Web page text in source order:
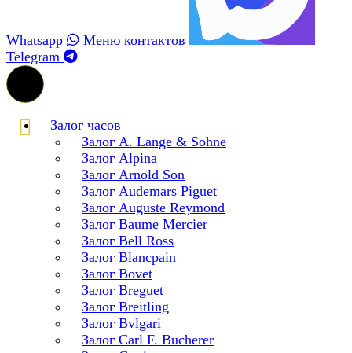
Whatsapp
Меню контактов
Telegram
Залог часов
Залог A. Lange & Sohne
Залог Alpina
Залог Arnold Son
Залог Audemars Piguet
Залог Auguste Reymond
Залог Baume Mercier
Залог Bell Ross
Залог Blancpain
Залог Bovet
Залог Breguet
Залог Breitling
Залог Bvlgari
Залог Carl F. Bucherer